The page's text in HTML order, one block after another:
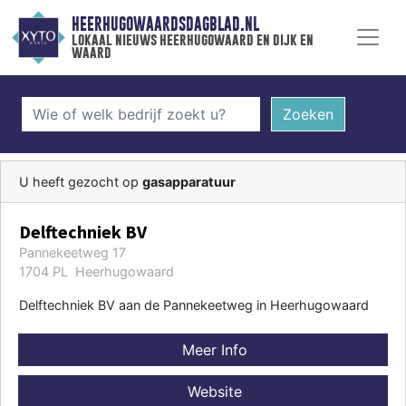
HEERHUGOWAARDSDAGBLAD.NL
lokaal nieuws heerhugowaard en dijk en
waard
Zoeken
U heeft gezocht op gasapparatuur
Delftechniek BV
Pannekeetweg 17
1704 PL Heerhugowaard
Delftechniek BV aan de Pannekeetweg in Heerhugowaard
Meer Info
Website